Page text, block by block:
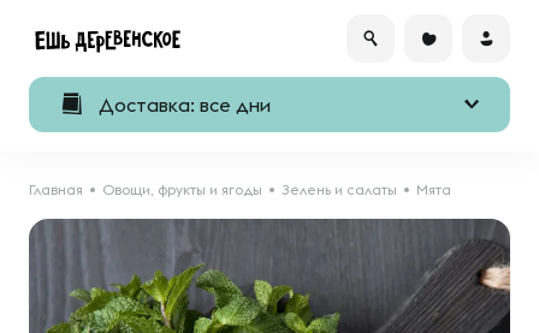
Доставка: все дни
Главная Овощи, фрукты и ягоды Зелень и салаты Мята